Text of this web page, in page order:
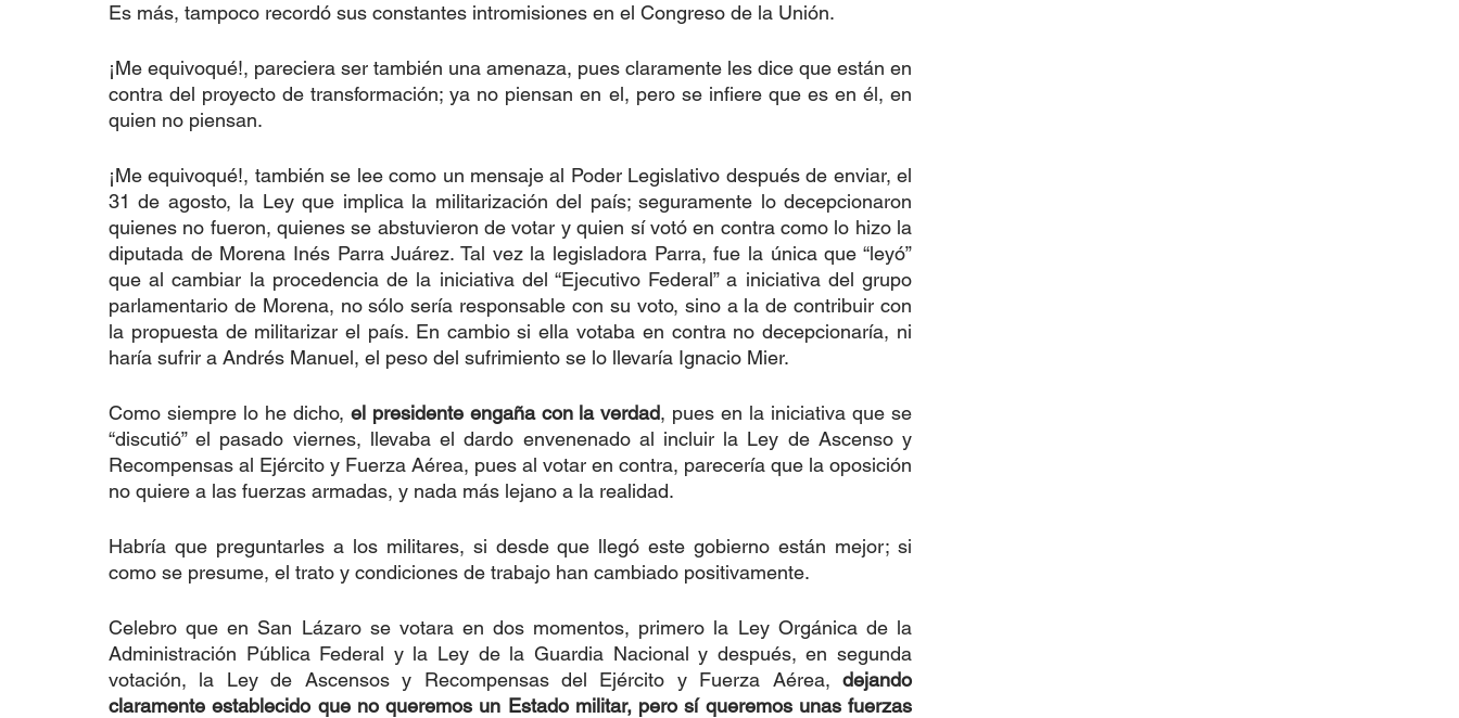
Es más, tampoco recordó sus constantes intromisiones en el Congreso de la Unión.
¡Me equivoqué!, pareciera ser también una amenaza, pues claramente les dice que están en
contra del proyecto de transformación; ya no piensan en el, pero se infiere que es en él, en
quien no piensan.
¡Me equivoqué!, también se lee como un mensaje al Poder Legislativo después de enviar, el
31 de agosto, la Ley que implica la militarización del país; seguramente lo decepcionaron
quienes no fueron, quienes se abstuvieron de votar y quien sí votó en contra como lo hizo la
diputada de Morena Inés Parra Juárez. Tal vez la legisladora Parra, fue la única que “leyó”
que al cambiar la procedencia de la iniciativa del “Ejecutivo Federal” a iniciativa del grupo
parlamentario de Morena, no sólo sería responsable con su voto, sino a la de contribuir con
la propuesta de militarizar el país. En cambio si ella votaba en contra no decepcionaría, ni
haría sufrir a Andrés Manuel, el peso del sufrimiento se lo llevaría Ignacio Mier.
Como siempre lo he dicho, el presidente engaña con la verdad, pues en la iniciativa que se
“discutió” el pasado viernes, llevaba el dardo envenenado al incluir la Ley de Ascenso y
Recompensas al Ejército y Fuerza Aérea, pues al votar en contra, parecería que la oposición
no quiere a las fuerzas armadas, y nada más lejano a la realidad.
Habría que preguntarles a los militares, si desde que llegó este gobierno están mejor; si
como se presume, el trato y condiciones de trabajo han cambiado positivamente.
Celebro que en San Lázaro se votara en dos momentos, primero la Ley Orgánica de la
Administración Pública Federal y la Ley de la Guardia Nacional y después, en segunda
votación, la Ley de Ascensos y Recompensas del Ejército y Fuerza Aérea, dejando
claramente establecido que no queremos un Estado militar, pero sí queremos unas fuerzas